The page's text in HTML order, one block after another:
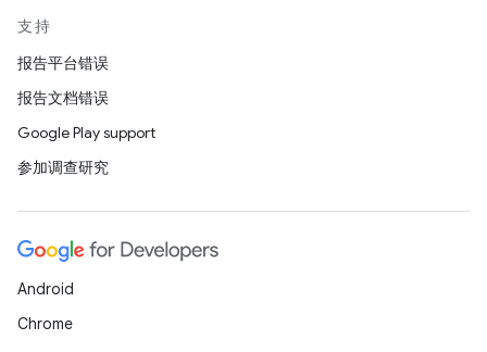
支持
报告平台错误
报告文档错误
Google Play support
参加调查研究
Android
Chrome